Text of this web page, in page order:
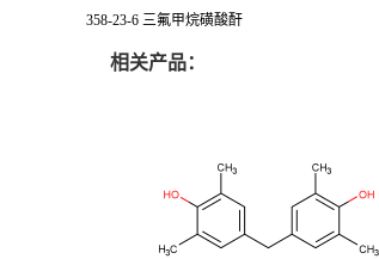
358-23-6 三氟甲烷磺酸酐
相关产品：